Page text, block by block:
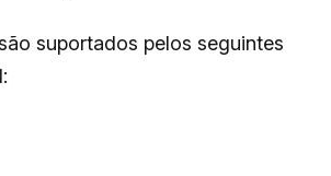
suportados pelos seguintes